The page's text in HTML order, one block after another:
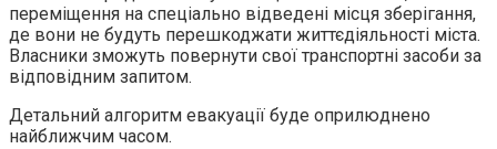
переміщення на спеціально відведені місця зберігання,
де вони не будуть перешкоджати життєдіяльності міста.
Власники зможуть повернути свої транспортні засоби за
відповідним запитом.
Детальний алгоритм евакуації буде оприлюднено
найближчим часом.